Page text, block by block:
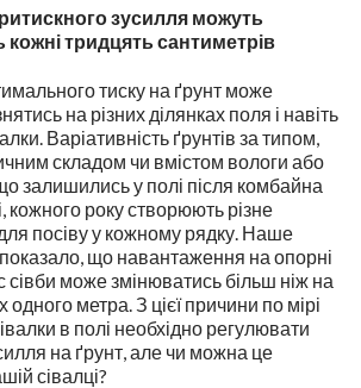
зусилля можуть
тридцять сантиметрів
тиску на ґрунт може
на різних ділянках поля і навіть
Варіативність ґрунтів за типом,
складом чи вмістом вологи або
залишились у полі після комбайна
кожного року створюють різне
посіву у кожному рядку. Наше
що навантаження на опорні
сівби може змінюватись більш ніж на
одного метра. З цієї причини по мірі
в полі необхідно регулювати
на ґрунт, але чи можна це
сівалці?